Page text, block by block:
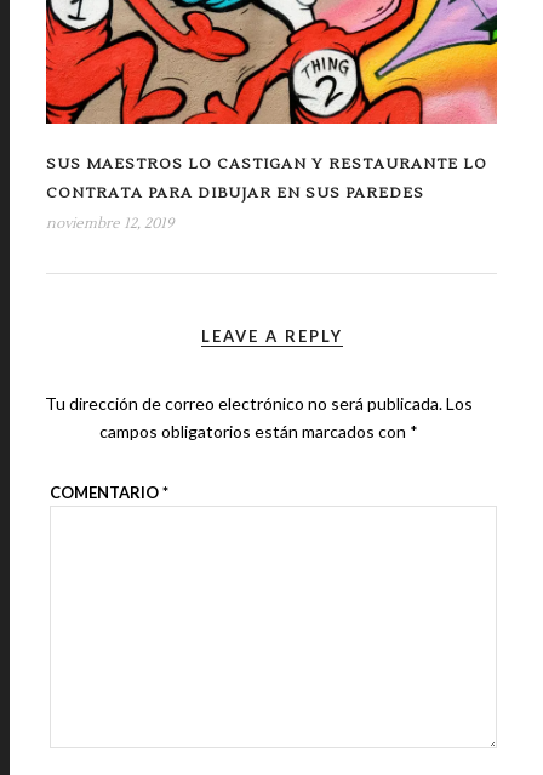
SUS MAESTROS LO CASTIGAN Y RESTAURANTE LO
CONTRATA PARA DIBUJAR EN SUS PAREDES
noviembre 12, 2019
LEAVE A REPLY
Tu dirección de correo electrónico no será publicada.Los
campos obligatorios están marcados con *
COMENTARIO*